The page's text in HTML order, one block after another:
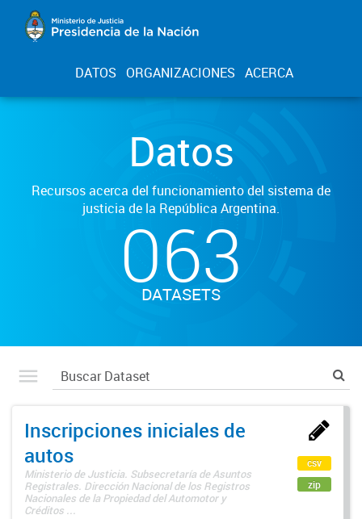
DATOS ORGANIZACIONES ACERCA
Datos
Recursos acerca del funcionamiento del sistema de
justicia de la República Argentina.
063
DATASETS
Inscripciones iniciales de
autos
Ministerio de Justicia. Subsecretaría de Asuntos
Registrales. Dirección Nacional de los Registros
Nacionales de la Propiedad del Automotor y
Créditos ...
csv
zip